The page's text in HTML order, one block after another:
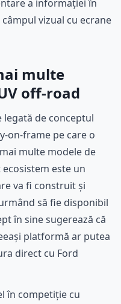
a informației în
vizual cu ecrane
multe
off-road
de conceptul
on-frame pe care o
multe modele de
este un
va fi construit și
să fie disponibil
în sine sugerează că
platformă ar putea
direct cu Ford
în competiție cu